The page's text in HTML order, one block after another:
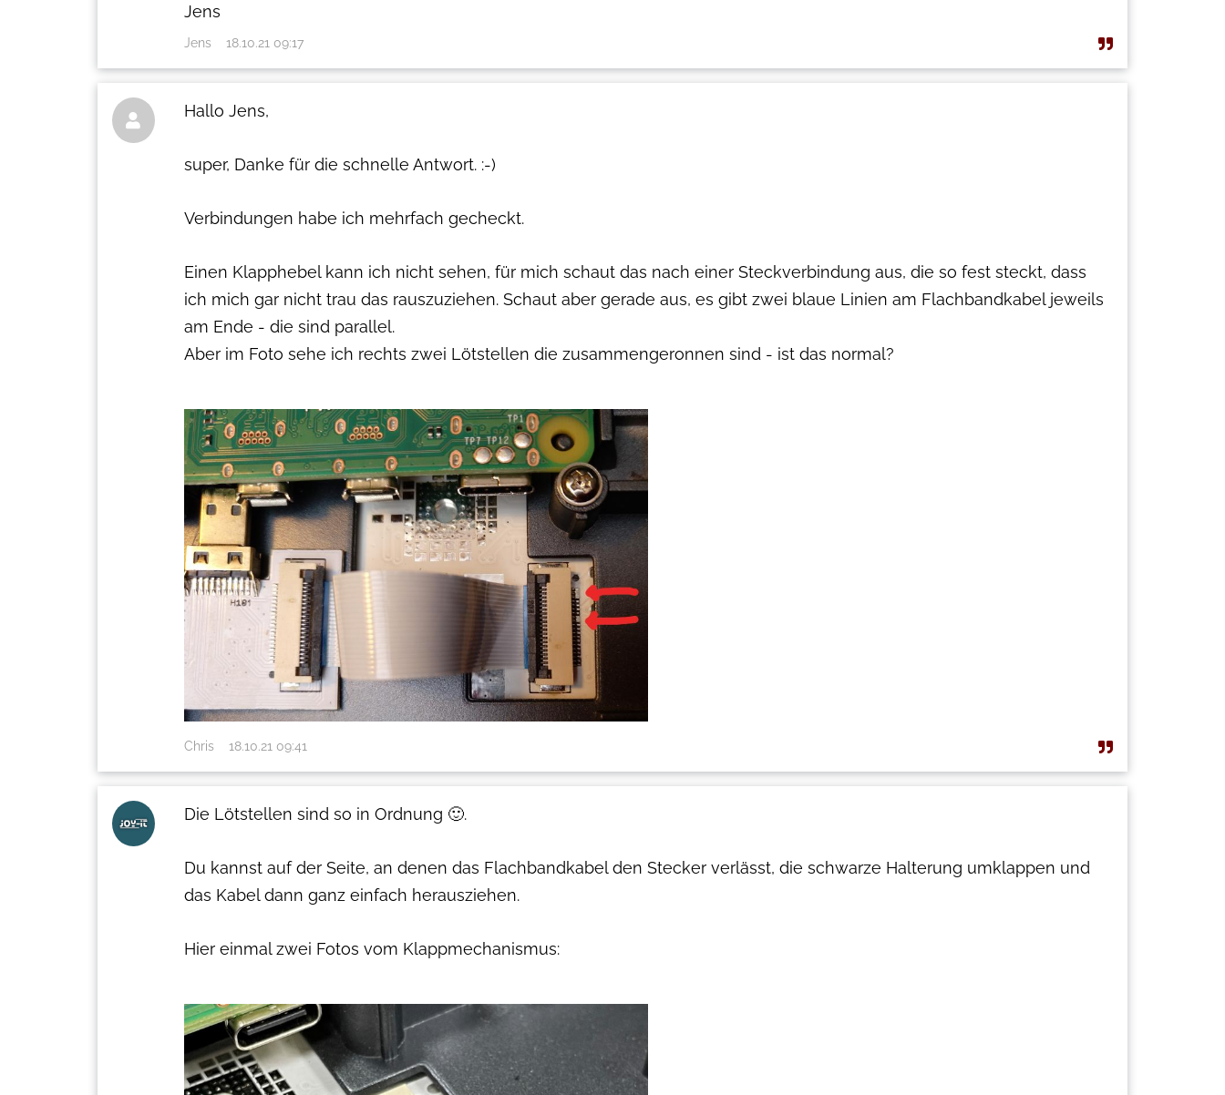
Jens
Jens 18.10.21 09:17
 Hallo Jens,
super, Danke für die schnelle Antwort. :-)
Verbindungen habe ich mehrfach gecheckt.
Einen Klapphebel kann ich nicht sehen, für mich schaut das nach einer Steckverbindung aus, die so fest steckt, dass
ich mich gar nicht trau das rauszuziehen. Schaut aber gerade aus, es gibt zwei blaue Linien am Flachbandkabel jeweils
am Ende - die sind parallel.
Aber im Foto sehe ich rechts zwei Lötstellen die zusammengeronnen sind - ist das normal?
Chris 18.10.21 09:41
Die Lötstellen sind so in Ordnung 🙂.
Du kannst auf der Seite, an denen das Flachbandkabel den Stecker verlässt, die schwarze Halterung umklappen und
das Kabel dann ganz einfach herausziehen.
Hier einmal zwei Fotos vom Klappmechanismus: